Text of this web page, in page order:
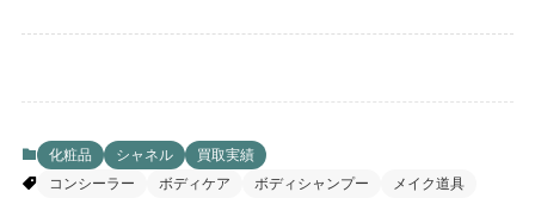
化粧品 シャネル
買取実績
コンシーラー
ボディケア ボディシャンプー メイク道具